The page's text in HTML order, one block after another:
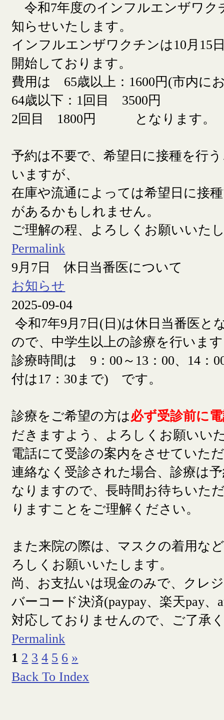
令和7年度のインフルエンザワク
知らせいたします。
インフルエンザワクチンは10月15
開始しております。
費用は 65歳以上：1600円(市内に
64歳以下：1回目 3500円
2回目 1800円 となります。
予約は不要で、希望日に接種を行
いますが、
在庫や流通によっては希望日に接
があるかもしれません。
ご理解の程、よろしくお願いいた
Permalink
9月7日 休日当番医について
お知らせ
2025-09-04
令和7年9月7日(日)は休日当番医と
ので、中学生以上の診療を行います
診療時間は 9：00～13：00、14：
付は17：30まで) です。
診療をご希望の方は必ず受診前に
だきますよう、よろしくお願いい
電話にて受診の案内をさせていた
連絡なく受診された場合、診療は
なりますので、長時間お待ちいた
りますことをご理解ください。
また来院の際は、マスクの着用な
ろしくお願いいたします。
尚、お支払いは現金のみで、クレ
バーコード決済(paypay、楽天pay、
対応しておりませんので、ご了承
Permalink
1 2 3 4 5 6 »
Back To Index